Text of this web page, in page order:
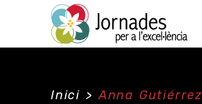
Inici > Anna Gutiérrez